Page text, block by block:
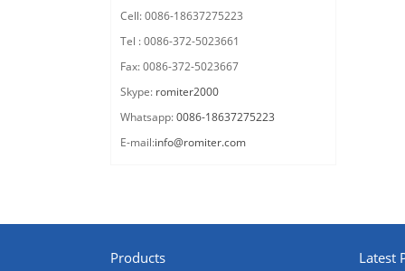
Cell: 0086-18637275223
Tel : 0086-372-5023661
Fax: 0086-372-5023667
Skype: romiter2000
Whatsapp:0086-18637275223
E-mail:info@romiter.com
Products Latest